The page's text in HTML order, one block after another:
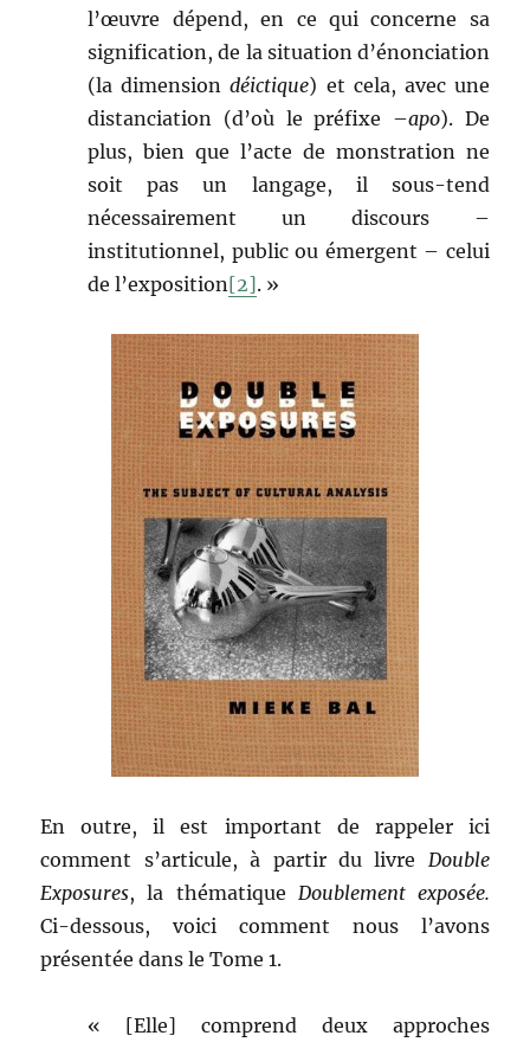
l’œuvre dépend, en ce qui concerne sa
signification, de la situation d’énonciation
(la dimensiondéictique) et cela, avec une
distanciation (d’où le préfixe –apo). De
plus, bien que l’acte de monstration ne
soit pas un langage, il sous-tend
nécessairement un discours –
institutionnel, public ou émergent – celui
de l’exposition[2]. »
En outre, il est important de rappeler ici
comment s’articule, à partir du livre Double
Exposures, la thématique Doublement exposée.
Ci-dessous, voici comment nous l’avons
présentée dans le Tome 1.
« [Elle] comprend deux approches